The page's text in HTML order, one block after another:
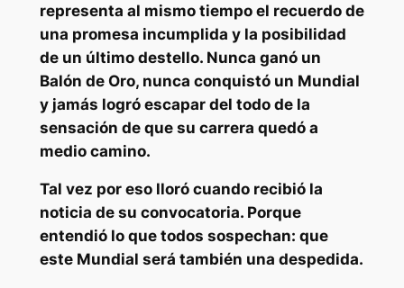
representa al mismo tiempo el recuerdo de
una promesa incumplida y la posibilidad
de un último destello. Nunca ganó un
Balón de Oro, nunca conquistó un Mundial
y jamás logró escapar del todo de la
sensación de que su carrera quedó a
medio camino.
Tal vez por eso lloró cuando recibió la
noticia de su convocatoria. Porque
entendió lo que todos sospechan: que
este Mundial será también una despedida.